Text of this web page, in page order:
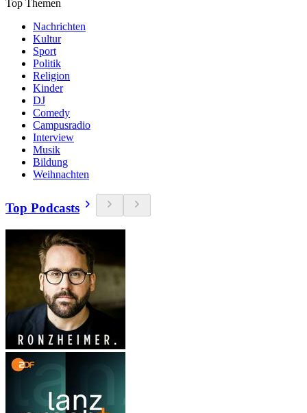
Top Themen
Nachrichten
Kultur
Sport
Politik
Religion
Kinder
DJ
Comedy
Campusradio
Interview
Musik
Bildung
Weihnachten
Top Podcasts